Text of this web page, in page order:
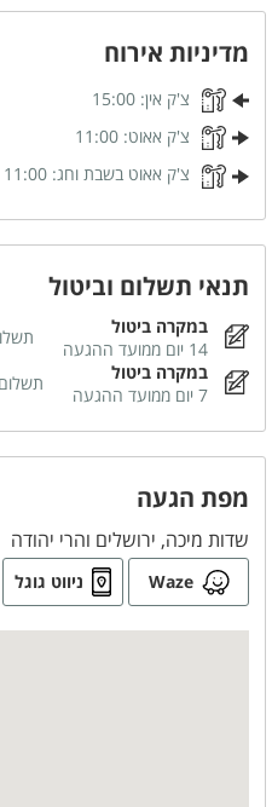
לציבור הדתי
פלטה
מיחם
בסביבת המקום
בית כנסת
כלול באירוח
תה
סוכר
ניתן להזמין
שף פרטי
ארוחות ילדים לבר/בת מצווה
מדיניות אירוח
צ'ק אין: 15:00
צ'ק אאוט: 11:00
צ'ק אאוט בשבת וחג: 11:00
תנאי תשלום וביטול
במקרה ביטול
14 יום ממועד ההגעה
תשלום 50%
במקרה ביטול
7 יום ממועד ההגעה
תשלום 100% מסך הזמנה
מפת הגעה
שדות מיכה, ירושלים והרי יהודה
Waze ניווט גוגל